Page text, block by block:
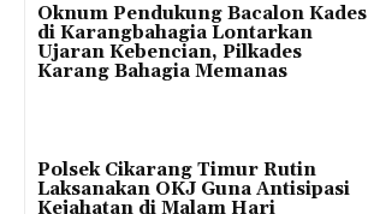
Oknum Pendukung Bacalon Kades
di Karangbahagia Lontarkan
Ujaran Kebencian, Pilkades
Karang Bahagia Memanas
Polsek Cikarang Timur Rutin
Laksanakan OKJ Guna Antisipasi
Kejahatan di Malam Hari